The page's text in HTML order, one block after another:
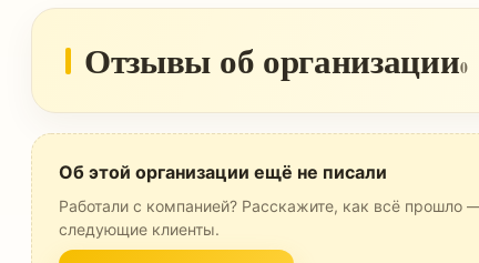
Отзывы об организации0
Об этой организации ещё не писали
Работали с компанией? Расскажите, как всё прошло
следующие клиенты.